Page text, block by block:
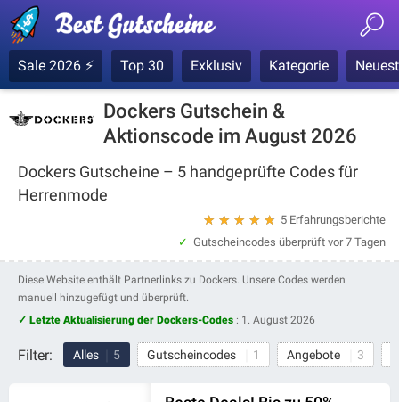
Sale 2026 ⚡ Top 30 Exklusiv Kategorie
Dockers Gutschein &
Aktionscode im August 2026
Dockers Gutscheine – 5 handgeprüfte Codes für
Herrenmode
5 Erfahrungsberichte
★
★
★
★
★
Gutscheincodes überprüft vor 7 Tagen
Diese Website enthält Partnerlinks zu Dockers. Unsere Codes werden
manuell hinzugefügt und überprüft.
✓ Letzte Aktualisierung der Dockers-Codes : 1. August 2026
Filter: Alles 5 Gutscheincodes 1 Angebote 3